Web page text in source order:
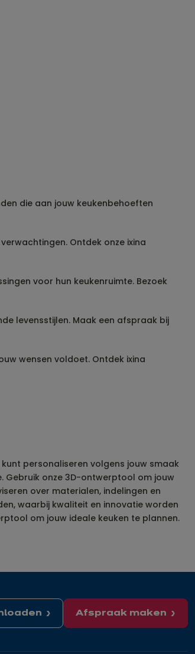
die aan jouw keukenbehoeften
Ontdek onze ixina
voor hun keukenruimte. Bezoek
levensstijlen. Maak een afspraak bij
wensen voldoet. Ontdek ixina
personaliseren volgens jouw smaak
Gebruik onze 3D-ontwerptool om jouw
over materialen, indelingen en
waarbij kwaliteit en innovatie worden
om jouw ideale keuken te plannen.
Afspraak maken